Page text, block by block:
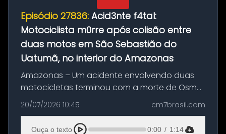
Episódio 27836: Acid3nte f4tal:
Motociclista m0rre após colisão entre
duas motos em São Sebastião do
Uatumã, no interior do Amazonas
Amazonas – Um acidente envolvendo duas
motocicletas terminou com a morte de Osmar
Figueiredo de Souza, de 38 anos, no município
de São Sebastião do Uatumã, no interior do
Amazonas. A colisão ocorreu n...
20/07/2026 10:45 cm7brasil.com
Ouça o texto 0:00 / 1:14